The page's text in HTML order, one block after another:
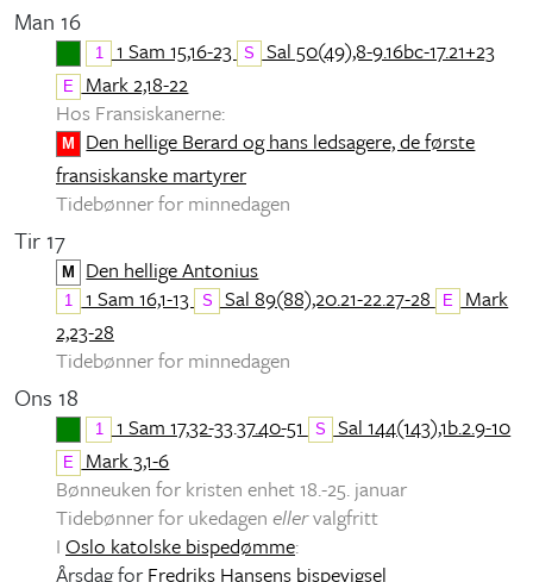
Man 16
1 1 Sam 15,16-23 S Sal 50(49),8-9.16bc-17.21+23
E
Mark 2,18-22
Hos Fransiskanerne:
M
Den hellige Berard og hans ledsagere, de første
fransiskanske martyrer
Tidebønner for minnedagen
Tir 17
M Den hellige Antonius
1 1 Sam 16,1-13 S Sal 89(88),20.21-22.27-28 E
Mark
2,23-28
Tidebønner for minnedagen
Ons 18
1 1 Sam 17,32-33.37.40-51 S Sal 144(143),1b.2.9-10
E
Mark 3,1-6
Bønneuken for kristen enhet 18.-25. januar
Tidebønner for ukedagen ellervalgfritt
I Oslo katolske bispedømme:
Årsdag forFredriks Hansens bispevigsel